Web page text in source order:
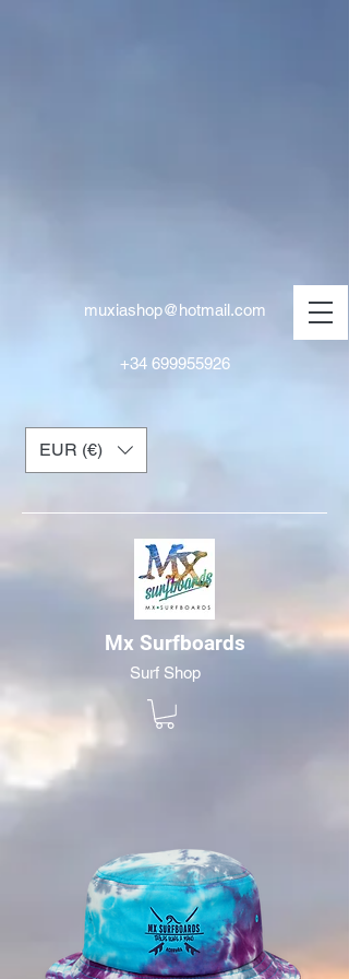
+34 699955926
EUR (€)
Mx Surfboards
Surf Shop
muxiashop@hotmail.com